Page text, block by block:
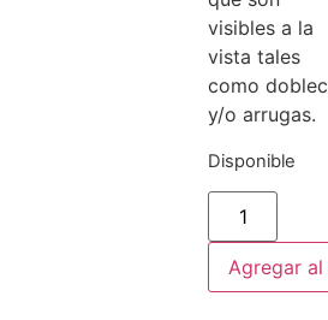
visibles a la
vista tales
como
y/o arrugas.
Disponible
Agregar